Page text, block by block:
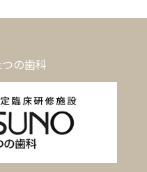
の歯科